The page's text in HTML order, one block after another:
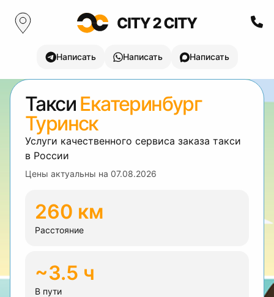
Написать Написать Написать
Такси Екатеринбург
Туринск
Услуги качественного сервиса заказа такси
в России
Цены актуальны на 07.08.2026
260 км
Расстояние
~3.5 ч
В пути